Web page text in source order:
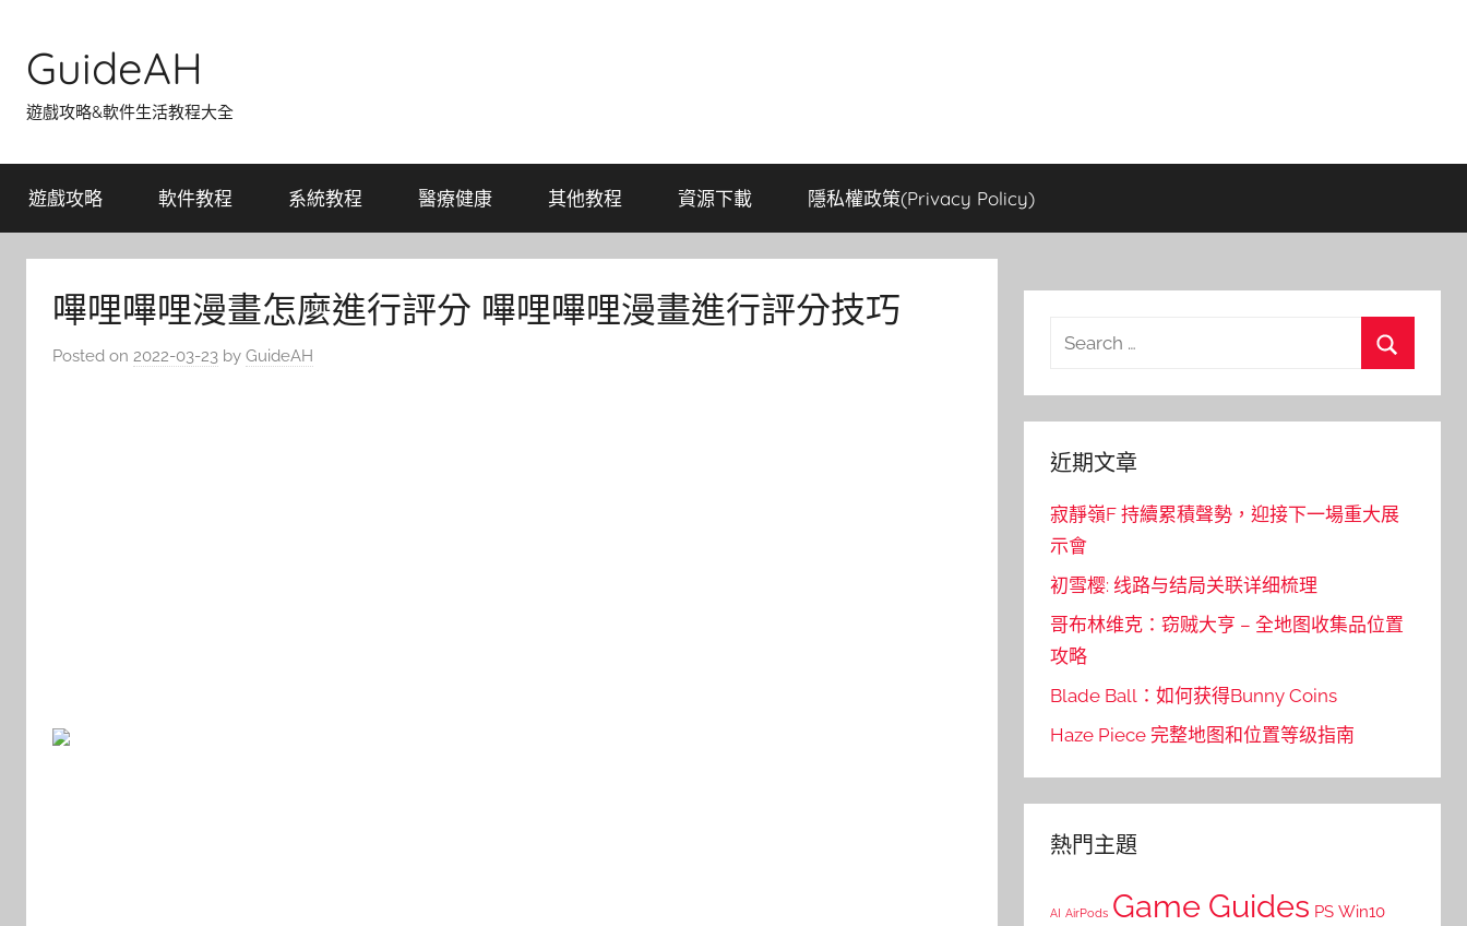
content
GuideAH
遊戲攻略&軟件生活教程大全
遊戲攻略 軟件教程 系統教程 醫療健康 其他教程 資源下載 隱私權政策(Privacy Policy)
嗶哩嗶哩漫畫怎麼進行評分 嗶哩嗶哩漫畫進行評分技巧
Posted on 2022-03-23 by GuideAH
Search
近期文章
寂靜嶺F 持續累積聲勢，迎接下一場重大展
示會
初雪樱: 线路与结局关联详细梳理
哥布林维克：窃贼大亨 – 全地图收集品位置
攻略
Blade Ball：如何获得Bunny Coins
Haze Piece 完整地图和位置等级指南
熱門主題
AI AirPods Game Guides PS Win10